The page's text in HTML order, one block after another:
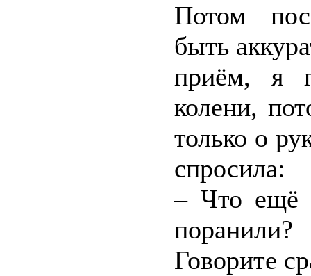
Потом
быть
приём, я
колени,
только о
спросила:
– Что ещё
Говорите